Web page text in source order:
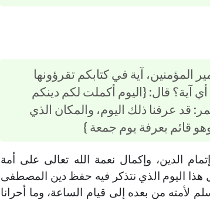
المؤمنين، آية في كتابكم تقرؤونها
أي آية؟ قال: {اليوم أكملت لكم دينكم
قد عرفنا ذلك اليوم، والمكان الذي
قائم بعرفة يوم جمعة }
الدين، وإكمال نعمة الله تعالى على أمة
هذا اليوم الذي نتذكر فيه حفظ دين المصطفى
لأمته من بعده إلى قيام الساعة، وما أحرانا